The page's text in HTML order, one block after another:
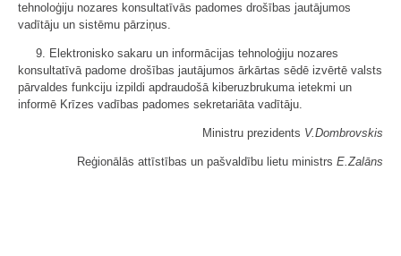
tehnoloģiju nozares konsultatīvās padomes drošības jautājumos
vadītāju un sistēmu pārziņus.
9. Elektronisko sakaru un informācijas tehnoloģiju nozares
konsultatīvā padome drošības jautājumos ārkārtas sēdē izvērtē valsts
pārvaldes funkciju izpildi apdraudošā kiberuzbrukuma ietekmi un
informē Krīzes vadības padomes sekretariāta vadītāju.
Ministru prezidents V.Dombrovskis
Reģionālās attīstības un pašvaldību lietu ministrs E.Zalāns